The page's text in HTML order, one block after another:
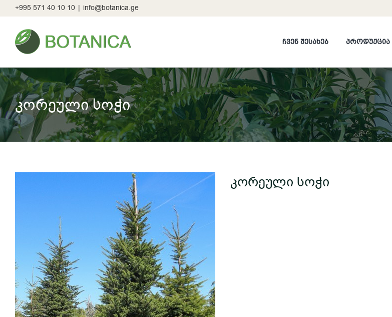
+995 571 40 10 10 | info@botanica.ge
ჩვენ შესახებ პროდუქცია
კორეული სოჭი
კორეული სოჭი